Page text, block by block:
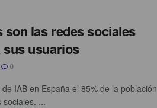
son las redes sociales
sus usuarios
0
IAB en España el 85% de la población
sociales. ...